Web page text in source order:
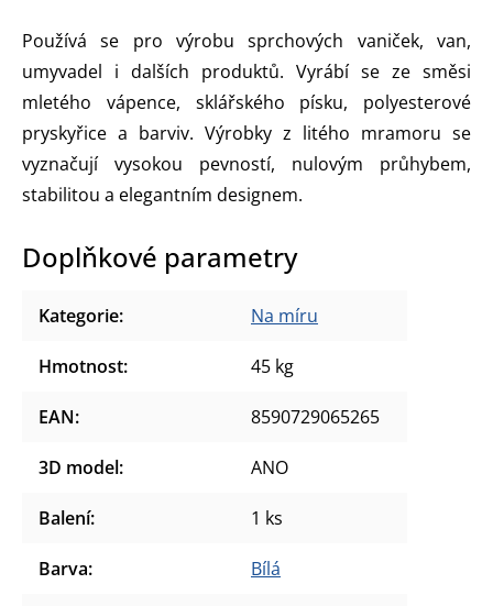
Používá se pro výrobu sprchových vaniček, van,
umyvadel i dalších produktů. Vyrábí se ze směsi
mletého vápence, sklářského písku, polyesterové
pryskyřice a barviv. Výrobky z litého mramoru se
vyznačují vysokou pevností, nulovým průhybem,
stabilitou a elegantním designem.
Doplňkové parametry
Kategorie: Na míru
Hmotnost: 45 kg
EAN: 8590729065265
3D model: ANO
Balení: 1 ks
Barva: Bílá